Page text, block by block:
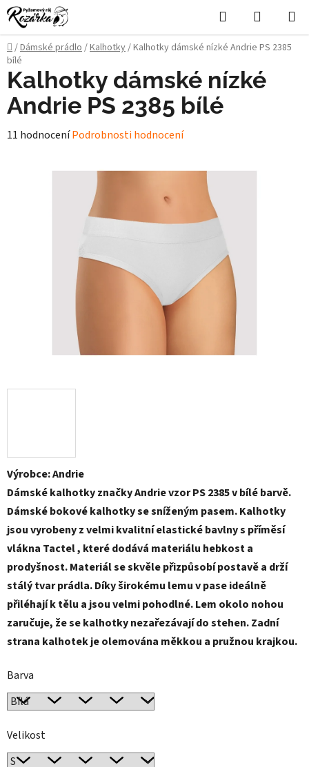
Přejít
na
obsah
Hledat
KOŠÍK
Domů
/Dámské prádlo/Kalhotky/Kalhotky dámské nízké Andrie PS 2385
bílé
Výrobce: Andrie
Dámské kalhotky značky Andrie vzor PS 2385 v bílé barvě.
Dámské bokové kalhotky se sníženým pasem. Kalhotky
jsou vyrobeny z velmi kvalitní elastické bavlny s příměsí
vlákna Tactel , které dodává materiálu hebkost a
prodyšnost. Materiál se skvěle přizpůsobí postavě a drží
stálý tvar prádla. Díky širokému lemu v pase ideálně
přiléhají k tělu a jsou velmi pohodlné. Lem okolo nohou
zaručuje, že se kalhotky nezařezávají do stehen. Zadní
strana kalhotek je olemována měkkou a pružnou krajkou.
Barva
Velikost
Kalhotky dámské nízké
Andrie PS 2385 bílé
Průměrné
11 hodnoceníPodrobnosti hodnocení